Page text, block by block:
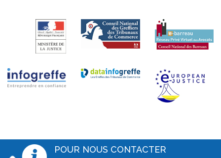
POUR NOUS CONTACTER